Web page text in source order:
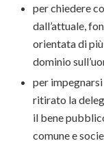
per chiedere
dall’attuale,
orientata di
dominio
per
ritirato la
il bene
comune e